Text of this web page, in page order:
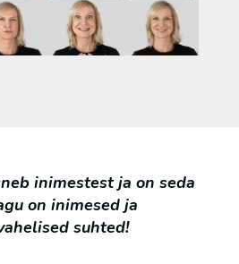
inimestest ja on seda
on inimesed ja
suhted!